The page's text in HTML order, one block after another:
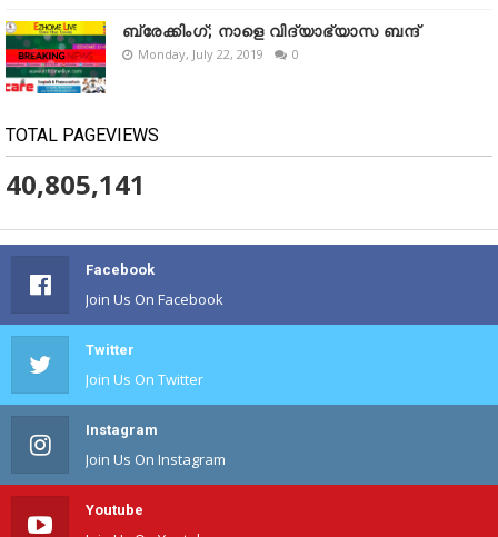
ബ്രേക്കിംഗ്; നാളെ വിദ്യാഭ്യാസ ബന്ദ്
Monday, July 22, 2019 0
TOTAL PAGEVIEWS
40,805,141
Facebook
Join Us On Facebook
Twitter
Join Us On Twitter
Instagram
Join Us On Instagram
Youtube